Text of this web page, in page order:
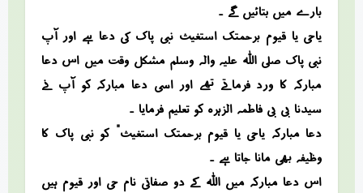
بارے میں بتائیں گے ۔
یاحی یا قیوم برحمتک استغیث نبی پاک کی دعا ہے اور آپ
نبی پاک صلی اللہ علیہ والہ وسلم مشکل وقت میں اس دعا
مبارکہ کا ورد فرماتے تھے اور اسی دعا مبارکہ کو آپ نے
سیدنا بی بی فاطمہ الزہرہ کو تعلیم فرمایا ۔
دعا مبارکہ “یاحی یا قیوم برحمتک استغیث” کو نبی پاک کا
وظیفہ بھی مانا جاتا ہے ۔
اس دعا مبارکہ میں اللہ کے دو صفاتی نام حی اور قیوم ہیں